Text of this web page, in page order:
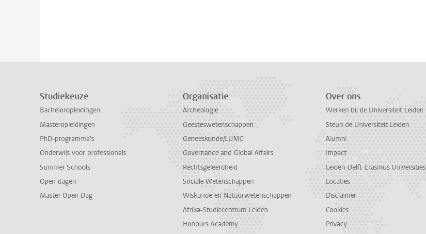
Studiekeuze
Bacheloropleidingen
Masteropleidingen
PhD-programma's
Onderwijs voor professionals
Summer Schools
Open dagen
Master Open Dag
Organisatie
Archeologie
Geesteswetenschappen
Geneeskunde/LUMC
Governance and Global Affairs
Rechtsgeleerdheid
Sociale Wetenschappen
Wiskunde en Natuurwetenschappen
Afrika-Studiecentrum Leiden
Honours Academy
Over ons
Werken bij de Universiteit Leiden
Steun de Universiteit Leiden
Alumni
Impact
Leiden-Delft-Erasmus Universities
Locaties
Disclaimer
Cookies
Privacy